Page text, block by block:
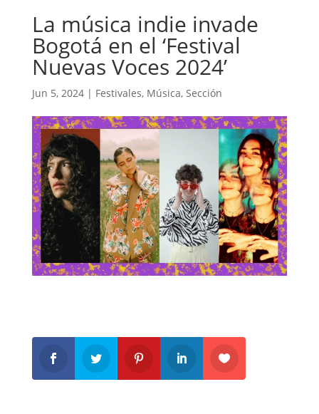
La música indie invade
Bogotá en el ‘Festival
Nuevas Voces 2024’
Jun 5, 2024| Festivales, Música, Sección